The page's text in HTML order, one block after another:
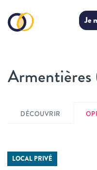
Je
DÉCOUVRIR
LOCAL PRIVÉ